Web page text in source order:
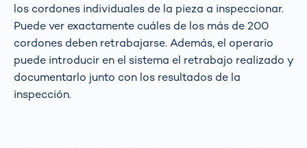
los cordones individuales de la pieza a inspeccionar.
Puede ver exactamente cuáles de los más de 200
cordones deben retrabajarse. Además, el operario
puede introducir en el sistema el retrabajo realizado y
documentarlo junto con los resultados de la
inspección.